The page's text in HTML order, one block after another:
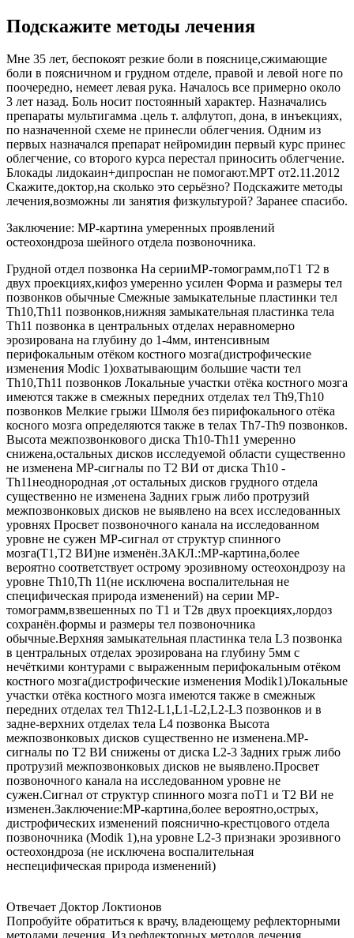
Подскажите методы лечения
Мне 35 лет, беспокоят резкие боли в пояснице,сжимающие
боли в поясничном и грудном отделе, правой и левой ноге по
поочередно, немеет левая рука. Началось все примерно около
3 лет назад. Боль носит постоянный характер. Назначались
препараты мультигамма .цель т. алфлутоп, дона, в инъекциях,
по назначенной схеме не принесли облегчения. Одним из
первых назначался препарат нейромидин первый курс принес
облегчение, со второго курса перестал приносить облегчение.
Блокады лидокаин+дипроспан не помогают.МРТ от2.11.2012
Скажите,доктор,на сколько это серьёзно? Подскажите методы
лечения,возможны ли занятия физкультурой? Заранее спасибо.
Заключение: МР-картина умеренных проявлений
остеохондроза шейного отдела позвоночника.
Грудной отдел позвонка На серииМР-томограмм,поT1 T2 в
двух проекциях,кифоз умеренно усилен Форма и размеры тел
позвонков обычные Смежные замыкательные пластинки тел
Th10,Th11 позвонков,нижняя замыкательная пластинка тела
Th11 позвонка в центральных отделах неравномерно
эрозирована на глубину до 1-4мм, интенсивным
перифокальным отёком костного мозга(дистрофические
изменения Modic 1)охватывающим большие части тел
Th10,Th11 позвонков Локальные участки отёка костного мозга
имеются также в смежных передних отделах тел Th9,Th10
позвонков Мелкие грыжи Шмоля без пирифокального отёка
косного мозга определяются также в телах Th7-Th9 позвонков.
Высота межпозвонкового диска Th10-Th11 умеренно
снижена,остальных дисков исследуемой области существенно
не изменена МР-сигналы по Т2 ВИ от диска Th10 -
Th11неоднородная ,от остальных дисков грудного отдела
существенно не изменена Задних грыж либо протрузий
межпозвонковых дисков не выявлено на всех исследованных
уровнях Просвет позвоночного канала на исследованном
уровне не сужен МР-сигнал от структур спинного
мозга(Т1,Т2 ВИ)не изменён.ЗАКЛ.:МР-картина,более
вероятно соответствует острому эрозивному остеохондрозу на
уровне Th10,Th 11(не исключена воспалительная не
специфическая природа изменений) на серии МР-
томограмм,взвешенных по Т1 и Т2в двух проекциях,лордоз
сохранён.формы и размеры тел позвоночника
обычные.Верхняя замыкательная пластинка тела L3 позвонка
в центральных отделах эрозирована на глубину 5мм с
нечёткими контурами с выраженным перифокальным отёком
костного мозга(дистрофические изменения Modik1)Локальные
участки отёка костного мозга имеются также в смежныж
передних отделах тел Th12-L1,L1-L2,L2-L3 позвонков и в
задне-верхних отделах тела L4 позвонка Высота
межпозвонковых дисков существенно не изменена.МР-
сигналы по T2 ВИ снижены от диска L2-3 Задних грыж либо
протрузий межпозвонковых дисков не выявлено.Просвет
позвоночного канала на исследованном уровне не
сужен.Сигнал от структур спинного мозга поT1 и T2 ВИ не
изменен.Заключение:МР-картина,более вероятно,острых,
дистрофических изменений пояснично-крестцового отдела
позвоночника (Modik 1),на уровне L2-3 признаки эрозивного
остеохондроза (не исключена воспалительная
неспецифическая природа изменений)
Отвечает Доктор Локтионов
Попробуйте обратиться к врачу, владеющему рефлекторными